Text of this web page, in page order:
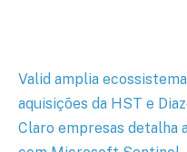
Valid amplia
aquisições da HST e
Claro empresas detalha